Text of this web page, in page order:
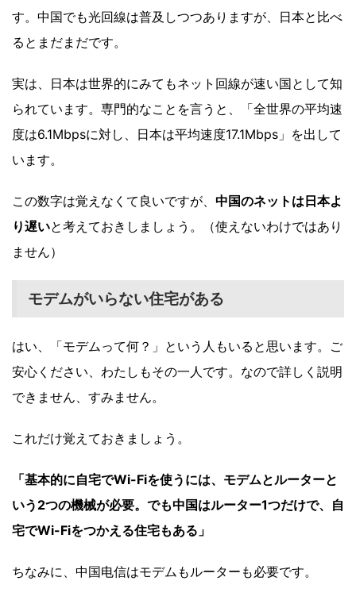
す。中国でも光回線は普及しつつありますが、日本と比べ
るとまだまだです。
実は、日本は世界的にみてもネット回線が速い国として知
られています。専門的なことを言うと、「全世界の平均速
度は6.1Mbpsに対し、日本は平均速度17.1Mbps」を出して
います。
この数字は覚えなくて良いですが、 中国のネットは日本よ
り遅いと考えておきしましょう。（使えないわけではあり
ません）
モデムがいらない住宅がある
はい、「モデムって何？」という人もいると思います。ご
安心ください、わたしもその一人です。なので詳しく説明
できません、すみません。
これだけ覚えておきましょう。
「基本的に自宅でWi-Fiを使うには、モデムとルーターと
いう2つの機械が必要。でも中国はルーター1つだけで、自
宅でWi-Fiをつかえる住宅もある」
ちなみに、中国电信はモデムもルーターも必要です。